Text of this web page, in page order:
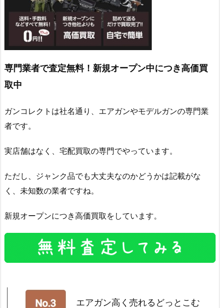
専門業者で査定無料！新規オープン中につき高価買
取中
ガンコレクトは社名通り、エアガンやモデルガンの専門業
者です。
実店舗はなく、宅配買取の専門でやっています。
ただし、ジャンク品でも大丈夫なのかどうかは記載がな
く、未知数の業者ですね。
新規オープンにつき高価買取をしています。
エアガン高く売れるどっとこむ